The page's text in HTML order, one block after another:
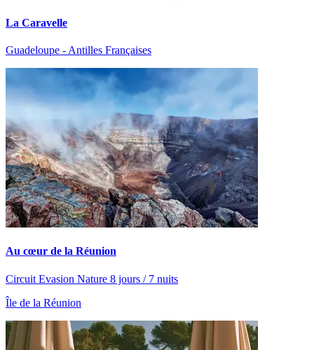
La Caravelle
Guadeloupe - Antilles Françaises
Au cœur de la Réunion
Circuit Evasion Nature 8 jours / 7 nuits
Île de la Réunion